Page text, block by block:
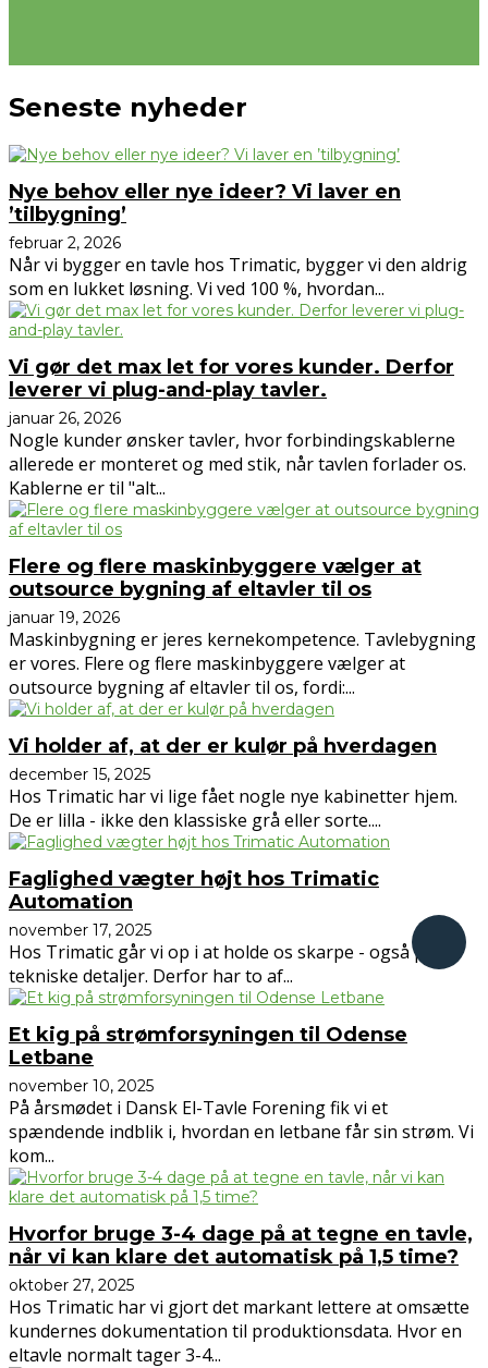
Seneste nyheder
Nye behov eller nye ideer? Vi laver en
’tilbygning’
februar 2, 2026
Når vi bygger en tavle hos Trimatic, bygger vi den aldrig
som en lukket løsning. Vi ved 100 %, hvordan...
Vi gør det max let for vores kunder. Derfor
leverer vi plug-and-play tavler.
januar 26, 2026
Nogle kunder ønsker tavler, hvor forbindingskablerne
allerede er monteret og med stik, når tavlen forlader os.
Kablerne er til "alt...
Flere og flere maskinbyggere vælger at
outsource bygning af eltavler til os
januar 19, 2026
Maskinbygning er jeres kernekompetence. Tavlebygning
er vores. Flere og flere maskinbyggere vælger at
outsource bygning af eltavler til os, fordi:...
Vi holder af, at der er kulør på hverdagen
december 15, 2025
Hos Trimatic har vi lige fået nogle nye kabinetter hjem.
De er lilla - ikke den klassiske grå eller sorte....
Faglighed vægter højt hos Trimatic
Automation
november 17, 2025
Hos Trimatic går vi op i at holde os skarpe - også på de
tekniske detaljer. Derfor har to af...
Et kig på strømforsyningen til Odense
Letbane
november 10, 2025
På årsmødet i Dansk El-Tavle Forening fik vi et
spændende indblik i, hvordan en letbane får sin strøm. Vi
kom...
Hvorfor bruge 3-4 dage på at tegne en tavle,
når vi kan klare det automatisk på 1,5 time?
oktober 27, 2025
Hos Trimatic har vi gjort det markant lettere at omsætte
kundernes dokumentation til produktionsdata. Hvor en
eltavle normalt tager 3-4...